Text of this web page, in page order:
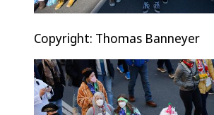
Copyright: Thomas Banneyer